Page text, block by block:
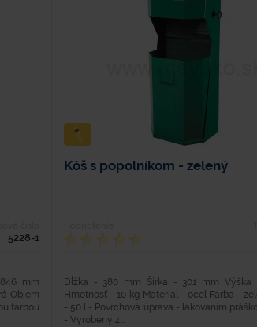
5228-1
mm
Objem
farbou
Kôš s popolníkom - zelený
Dĺžka - 380 mm Šírka - 301 mm
Hmotnosť - 10 kg Materiál - oceľ Farba -
- 50 l - Povrchová úprava - lakovaním
- Vyrobený z...